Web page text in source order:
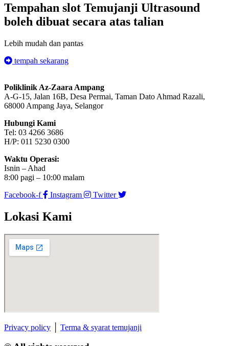
Tempahan slot Temujanji Ultrasound
boleh dibuat secara atas talian
Lebih mudah dan pantas
tempah sekarang
Poliklinik Az-Zaara Ampang
A-G-15, Jalan 16B, Desa Permai, Taman Dato Ahmad Razali,
68000 Ampang Jaya, Selangor
Hubungi Kami
Tel: 03 4266 3686
H/P: 011 5230 0300
Waktu Operasi:
Isnin – Ahad
8:00 pagi – 10:00 malam
Facebook-f
Instagram Twitter
Lokasi Kami
Privacy policy Terma & syarat temujanji